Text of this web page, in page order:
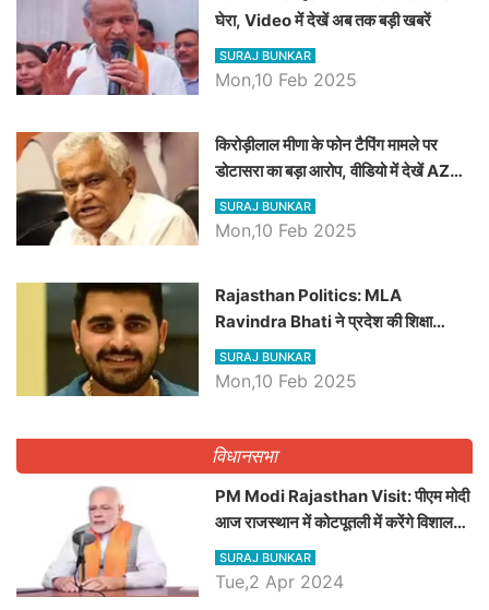
घेरा, Video में देखें अब तक बड़ी खबरें
SURAJ BUNKAR
Mon,10 Feb 2025
किरोड़ीलाल मीणा के फोन टैपिंग मामले पर
डोटासरा का बड़ा आरोप, वीडियो में देखें AZ
बड़ी खबरें
SURAJ BUNKAR
Mon,10 Feb 2025
Rajasthan Politics: MLA
Ravindra Bhati ने प्रदेश की शिक्षा
व्यवस्था पर उठाए सवाल, Madan
Dilawar पर हमला करते हुए गिनवाये खाली
SURAJ BUNKAR
Mon,10 Feb 2025
विधानसभा
PM Modi Rajasthan Visit: पीएम मोदी
आज राजस्थान में कोटपूतली में करेंगे विशाल
रैली, एक सभा से 8 सीटों पर साधेगें निशाना
SURAJ BUNKAR
Tue,2 Apr 2024